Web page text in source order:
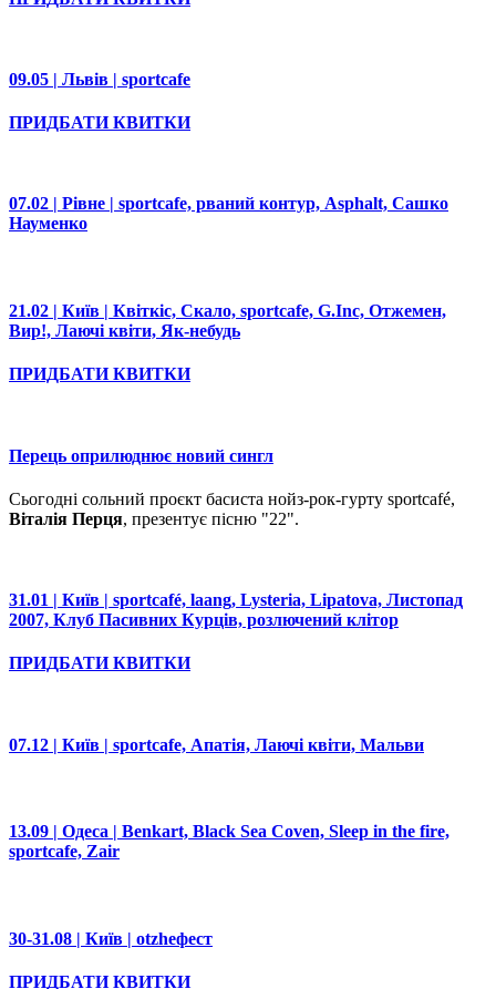
09.05 | Львів | sportcafe
ПРИДБАТИ КВИТКИ
07.02 | Рівне | sportcafe, рваний контур, Asphalt, Сашко
Науменко
21.02 | Київ | Квіткіс, Скало, sportcafe, G.Inc, Отжемен,
Вир!, Лаючі квіти, Як-небудь
ПРИДБАТИ КВИТКИ
Перець оприлюднює новий сингл
Сьогодні сольний проєкт басиста нойз-рок-гурту sportcafé,
Віталія Перця, презентує пісню "22".
31.01 | Київ | sportcafé, laang, Lysteria, Lipatova, Листопад
2007, Клуб Пасивних Курців, розлючений клітор
ПРИДБАТИ КВИТКИ
07.12 | Київ | sportcafe, Апатія, Лаючі квіти, Мальви
13.09 | Одеса | Benkart, Black Sea Coven, Sleep in the fire,
sportcafe, Zair
30-31.08 | Київ | otzheфест
ПРИДБАТИ КВИТКИ